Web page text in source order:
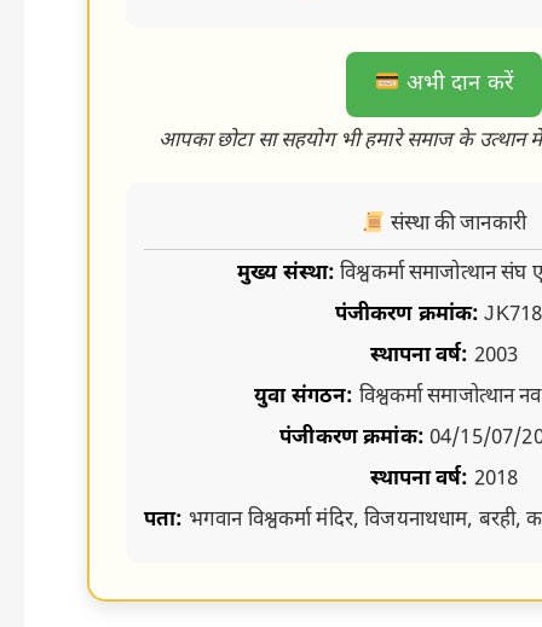
अभी दान करें
आपका छोटा सा सहयोग भी हमारे समाज के उत्थान
संस्था की जानकारी
मुख्य संस्था: विश्वकर्मा समाजोत्थान संघ
पंजीकरण क्रमांक:
स्थापना वर्ष: 2003
युवा संगठन: विश्वकर्मा समाजोत्थान
पंजीकरण क्रमांक: 04/15/07/
स्थापना वर्ष: 2018
पता: भगवान विश्वकर्मा मंदिर, विजयनाथधाम,